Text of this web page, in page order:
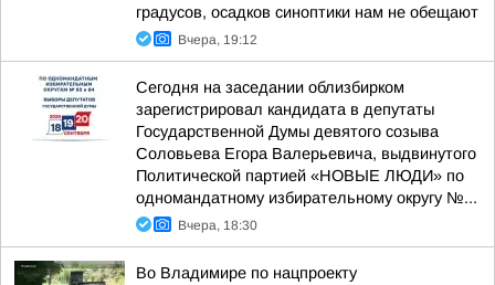
градусов, осадков синоптики нам не обещают
Вчера, 19:12
Сегодня на заседании облизбирком
зарегистрировал кандидата в депутаты
Государственной Думы девятого созыва
Соловьева Егора Валерьевича, выдвинутого
Политической партией «НОВЫЕ ЛЮДИ» по
одномандатному избирательному округу №...
Вчера, 18:30
Во Владимире по нацпроекту